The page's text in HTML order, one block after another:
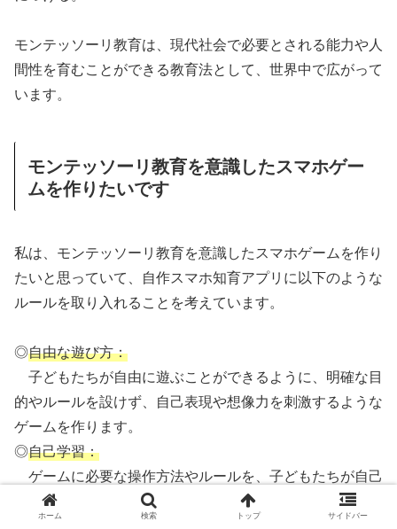
モンテッソーリ教育は、現代社会で必要とされる能力や人
間性を育むことができる教育法として、世界中で広がって
います。
モンテッソーリ教育を意識したスマホゲー
ムを作りたいです
私は、モンテッソーリ教育を意識したスマホゲームを作り
たいと思っていて、自作スマホ知育アプリに以下のような
ルールを取り入れることを考えています。
◎自由な遊び方：
子どもたちが自由に遊ぶことができるように、明確な目
的やルールを設けず、自己表現や想像力を刺激するような
ゲームを作ります。
◎自己学習：
ゲームに必要な操作方法やルールを、子どもたちが自己
学習できるように設計します。ゲーム内に適宜チュートリ
ホーム 検索 トップ サイドバー